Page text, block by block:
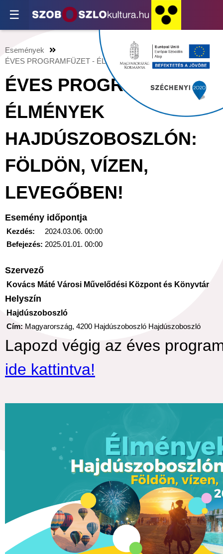
☰
Események
ÉVES PROGRAMFÜZET - ÉLMÉNYEK HAJDÚSZOBOSZLÓN:
ÉVES PROGRAMFÜZET -
ÉLMÉNYEK
HAJDÚSZOBOSZLÓN:
FÖLDÖN, VÍZEN,
LEVEGŐBEN!
Esemény időpontja
Kezdés:
2024.03.06. 00:00
Befejezés: 2025.01.01. 00:00
Szervező
Kovács Máté Városi Művelődési Központ és Könyvtár
Helyszín
Hajdúszoboszló
Cím: Magyarország, 4200 Hajdúszoboszló Hajdúszoboszló
Lapozd végig az éves
ide kattintva!